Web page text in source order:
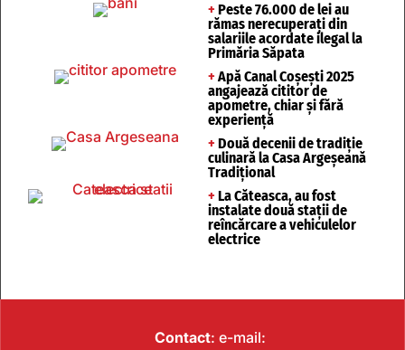
+ Peste 76.000 de lei au
rămas nerecuperați din
salariile acordate ilegal la
Primăria Săpata
+ Apă Canal Coșești 2025
angajează cititor de
apometre, chiar și fără
experiență
+ Două decenii de tradiție
culinară la Casa Argeșeană
Tradițional
+ La Căteasca, au fost
instalate două stații de
reîncărcare a vehiculelor
electrice
Contact: e-mail: